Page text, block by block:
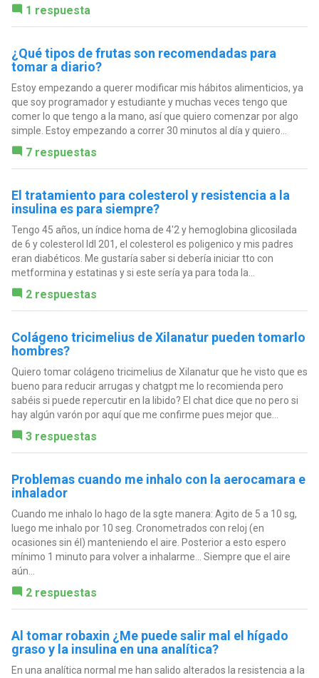
1 respuesta
¿Qué tipos de frutas son recomendadas para
tomar a diario?
Estoy empezando a querer modificar mis hábitos alimenticios, ya
que soy programador y estudiante y muchas veces tengo que
comer lo que tengo a la mano, así que quiero comenzar por algo
simple. Estoy empezando a correr 30 minutos al día y quiero...
7 respuestas
El tratamiento para colesterol y resistencia a la
insulina es para siempre?
Tengo 45 años, un índice homa de 4'2 y hemoglobina glicosilada
de 6 y colesterol ldl 201, el colesterol es poligenico y mis padres
eran diabéticos. Me gustaría saber si debería iniciar tto con
metformina y estatinas y si este sería ya para toda la...
2 respuestas
Colágeno tricimelius de Xilanatur pueden tomarlo
hombres?
Quiero tomar colágeno tricimelius de Xilanatur que he visto que es
bueno para reducir arrugas y chatgpt me lo recomienda pero
sabéis si puede repercutir en la libido? El chat dice que no pero si
hay algún varón por aquí que me confirme pues mejor que...
3 respuestas
Problemas cuando me inhalo con la aerocamara e
inhalador
Cuando me inhalo lo hago de la sgte manera: Agito de 5 a 10 sg,
luego me inhalo por 10 seg. Cronometrados con reloj (en
ocasiones sin él) manteniendo el aire. Posterior a esto espero
mínimo 1 minuto para volver a inhalarme... Siempre que el aire
aún...
2 respuestas
Al tomar robaxin ¿Me puede salir mal el hígado
graso y la insulina en una analítica?
En una analítica normal me han salido alterados la resistencia a la